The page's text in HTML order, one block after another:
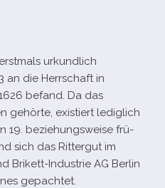
urkund­lich
an die Herrschaft in
befand. Da das
gehörte, exis­tiert ledig­lich
19. bezie­hungs­weise frü­
sich das Rittergut im
Brikett-​Industrie AG Berlin
gepachtet.